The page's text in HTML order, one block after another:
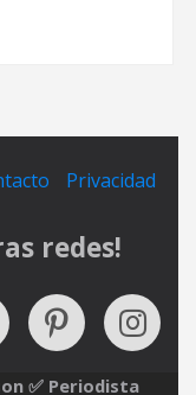
Privacidad
redes!
✅ Periodista